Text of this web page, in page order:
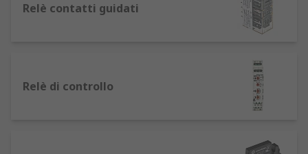
amplificare una corrente notevolmente
generali
composto da una bobina di filo che diventa un
Relè contatti guidati
Relè di controllo